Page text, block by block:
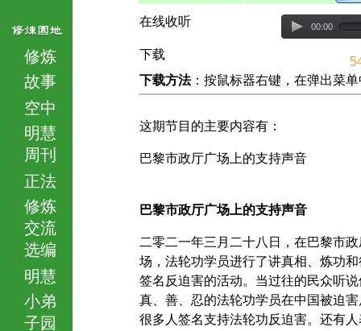
修炼
故事
空中
明慧
周刊
正法
修炼
交流
选编
明慧
小弟
子园
在线收听 00:00
下载
下载方法：按鼠标器右键，在弹出菜
这期节目的主要内容有：
巴黎市政厅广场上的支持声音
巴黎市政厅广场上的支持声音
二零二一年三月二十八日，在巴黎市
场，法轮功学员进行了讲真相、炼功和
签名反迫害的活动。当过往的民众听说
真、善、忍的法轮功学员在中国被迫害
很多人签名支持法轮功反迫害。还有人